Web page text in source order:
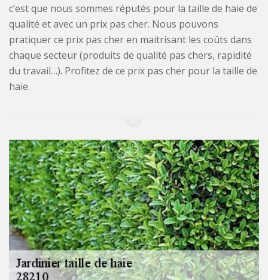
c’est que nous sommes réputés pour la taille de haie de
qualité et avec un prix pas cher. Nous pouvons
pratiquer ce prix pas cher en maitrisant les coûts dans
chaque secteur (produits de qualité pas chers, rapidité
du travail…). Profitez de ce prix pas cher pour la taille de
haie.